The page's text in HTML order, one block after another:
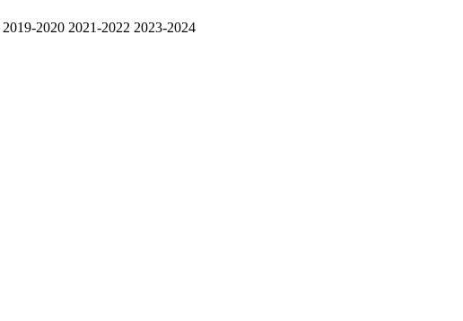
2019-2020 2021-2022 2023-2024